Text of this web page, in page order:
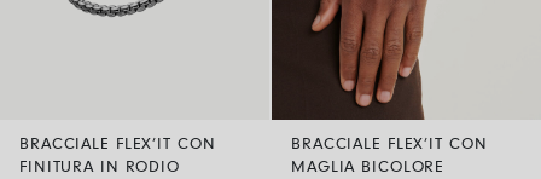
BRACCIALE FLEX’IT CON
FINITURA IN RODIO
BRACCIALE FLEX’IT CON
MAGLIA BICOLORE